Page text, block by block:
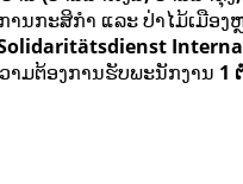
ນກະສິກຳ ແລະ ປ່າໄມ້ເມືອ
າມຕ້ອງການຮັບພະນັກງານ 1